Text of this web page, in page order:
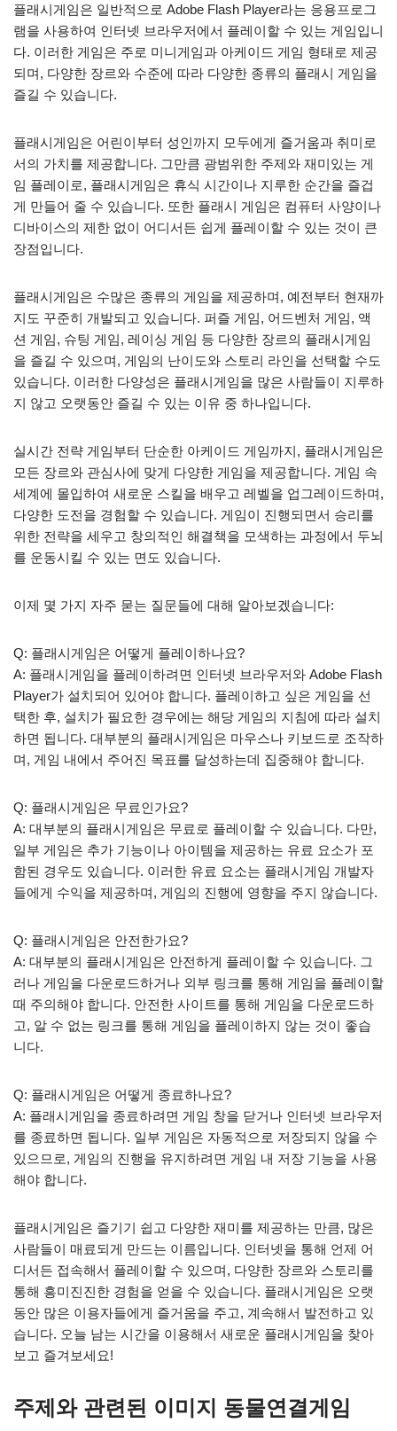
플래시게임은 일반적으로 Adobe Flash Player라는 응용프로그
램을 사용하여 인터넷 브라우저에서 플레이할 수 있는 게임입니
다. 이러한 게임은 주로 미니게임과 아케이드 게임 형태로 제공
되며, 다양한 장르와 수준에 따라 다양한 종류의 플래시 게임을
즐길 수 있습니다.
플래시게임은 어린이부터 성인까지 모두에게 즐거움과 취미로
서의 가치를 제공합니다. 그만큼 광범위한 주제와 재미있는 게
임 플레이로, 플래시게임은 휴식 시간이나 지루한 순간을 즐겁
게 만들어 줄 수 있습니다. 또한 플래시 게임은 컴퓨터 사양이나
디바이스의 제한 없이 어디서든 쉽게 플레이할 수 있는 것이 큰
장점입니다.
플래시게임은 수많은 종류의 게임을 제공하며, 예전부터 현재까
지도 꾸준히 개발되고 있습니다. 퍼즐 게임, 어드벤처 게임, 액
션 게임, 슈팅 게임, 레이싱 게임 등 다양한 장르의 플래시게임
을 즐길 수 있으며, 게임의 난이도와 스토리 라인을 선택할 수도
있습니다. 이러한 다양성은 플래시게임을 많은 사람들이 지루하
지 않고 오랫동안 즐길 수 있는 이유 중 하나입니다.
실시간 전략 게임부터 단순한 아케이드 게임까지, 플래시게임은
모든 장르와 관심사에 맞게 다양한 게임을 제공합니다. 게임 속
세계에 몰입하여 새로운 스킬을 배우고 레벨을 업그레이드하며,
다양한 도전을 경험할 수 있습니다. 게임이 진행되면서 승리를
위한 전략을 세우고 창의적인 해결책을 모색하는 과정에서 두뇌
를 운동시킬 수 있는 면도 있습니다.
이제 몇 가지 자주 묻는 질문들에 대해 알아보겠습니다:
Q: 플래시게임은 어떻게 플레이하나요?
A: 플래시게임을 플레이하려면 인터넷 브라우저와 Adobe Flash
Player가 설치되어 있어야 합니다. 플레이하고 싶은 게임을 선
택한 후, 설치가 필요한 경우에는 해당 게임의 지침에 따라 설치
하면 됩니다. 대부분의 플래시게임은 마우스나 키보드로 조작하
며, 게임 내에서 주어진 목표를 달성하는데 집중해야 합니다.
Q: 플래시게임은 무료인가요?
A: 대부분의 플래시게임은 무료로 플레이할 수 있습니다. 다만,
일부 게임은 추가 기능이나 아이템을 제공하는 유료 요소가 포
함된 경우도 있습니다. 이러한 유료 요소는 플래시게임 개발자
들에게 수익을 제공하며, 게임의 진행에 영향을 주지 않습니다.
Q: 플래시게임은 안전한가요?
A: 대부분의 플래시게임은 안전하게 플레이할 수 있습니다. 그
러나 게임을 다운로드하거나 외부 링크를 통해 게임을 플레이할
때 주의해야 합니다. 안전한 사이트를 통해 게임을 다운로드하
고, 알 수 없는 링크를 통해 게임을 플레이하지 않는 것이 좋습
니다.
Q: 플래시게임은 어떻게 종료하나요?
A: 플래시게임을 종료하려면 게임 창을 닫거나 인터넷 브라우저
를 종료하면 됩니다. 일부 게임은 자동적으로 저장되지 않을 수
있으므로, 게임의 진행을 유지하려면 게임 내 저장 기능을 사용
해야 합니다.
플래시게임은 즐기기 쉽고 다양한 재미를 제공하는 만큼, 많은
사람들이 매료되게 만드는 이름입니다. 인터넷을 통해 언제 어
디서든 접속해서 플레이할 수 있으며, 다양한 장르와 스토리를
통해 흥미진진한 경험을 얻을 수 있습니다. 플래시게임은 오랫
동안 많은 이용자들에게 즐거움을 주고, 계속해서 발전하고 있
습니다. 오늘 남는 시간을 이용해서 새로운 플래시게임을 찾아
보고 즐겨보세요!
주제와 관련된 이미지 동물연결게임